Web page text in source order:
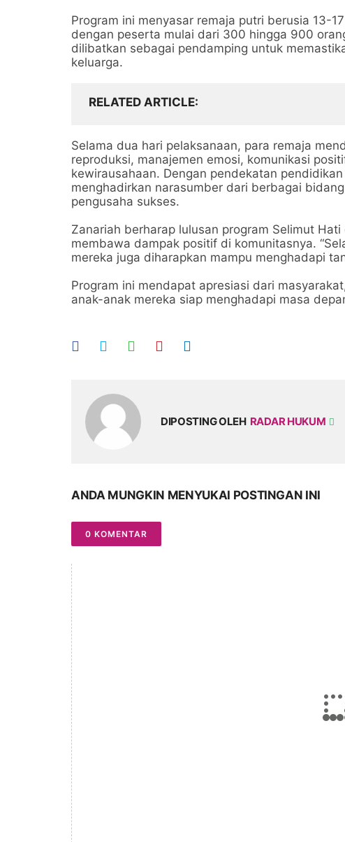
Program ini menyasar remaja putri berusia 13-
dengan peserta mulai dari 300 hingga 900
dilibatkan sebagai pendamping untuk
keluarga.
RELATED ARTICLE
Selama dua hari pelaksanaan, para remaja
reproduksi, manajemen emosi, komunikasi
kewirausahaan. Dengan pendekatan
menghadirkan narasumber dari berbagai
pengusaha sukses.
Zanariah berharap lulusan program Selimut
membawa dampak positif di komunitasnya.
mereka juga diharapkan mampu menghadapi
Program ini mendapat apresiasi dari
anak-anak mereka siap menghadapi masa
DIPOSTING OLEH RADAR HUKUM
ANDA MUNGKIN MENYUKAI POSTINGAN INI
0 KOMENTAR